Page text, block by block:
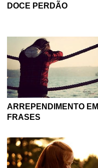
DOCE PERDÃO
ARREPENDIMENTO EM
FRASES